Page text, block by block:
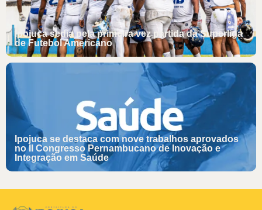
Ipojuca sedia pela primeira vez partida da Superliga
de Futebol Americano
Ipojuca se destaca com nove trabalhos aprovados
no II Congresso Pernambucano de Inovação e
Integração em Saúde